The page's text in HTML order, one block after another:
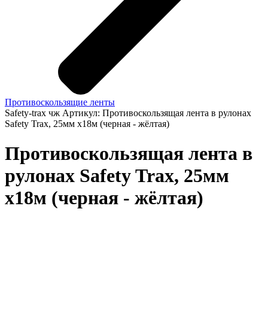
Противоскользящие ленты
Safety-trax чж Артикул: Противоскользящая лента в рулонах
Safety Trax, 25мм х18м (черная - жёлтая)
Противоскользящая лента в
рулонах Safety Trax, 25мм
х18м (черная - жёлтая)